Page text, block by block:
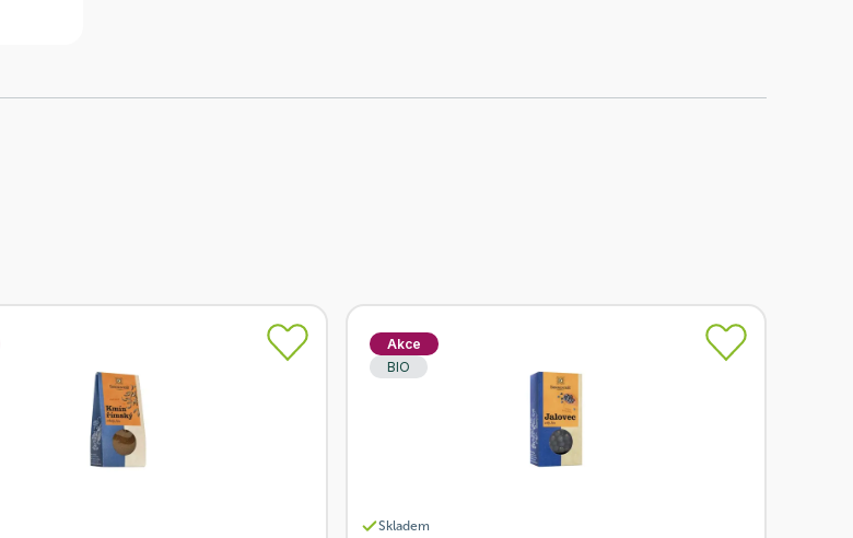
Akce
BIO
Skladem